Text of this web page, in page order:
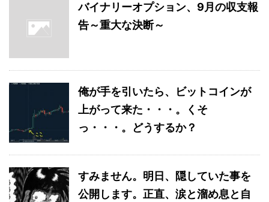
バイナリーオプション、9月の収支報
告～重大な決断～
俺が手を引いたら、ビットコインが
上がって来た・・・。くそ
っ・・・。どうするか？
すみません。明日、隠していた事を
公開します。正直、涙と溜め息と自